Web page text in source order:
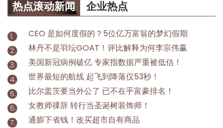
热点滚动新闻 企业热点
CEO 是如何度假的？5位亿万富翁的梦幻假期
林丹不是羽坛GOAT！评比解释为何李宗伟赢
美国新冠病例破亿 专家指数据严重被低估！
世界最短的航线 起飞到降落仅53秒！
比尔盖茨要当外公了 已不在乎富豪排名！
女教师祼辞 转行当圣诞树装饰师！
通膨下省钱！改买超市自有商品